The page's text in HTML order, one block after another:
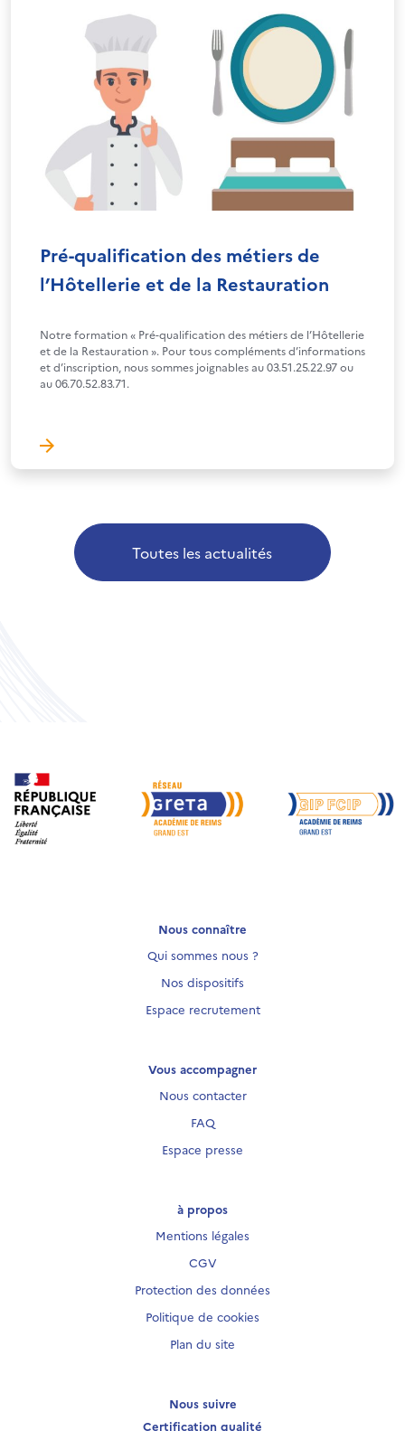
Pré-qualification des métiers de
l’Hôtellerie et de la Restauration
Notre formation « Pré-qualification des métiers de l’Hôtellerie
et de la Restauration ». Pour tous compléments d’informations
et d’inscription, nous sommes joignables au 03.51.25.22.97 ou
au 06.70.52.83.71.
Toutes les actualités
Nous connaître
Qui sommes nous ?
Nos dispositifs
Espace recrutement
Vous accompagner
Nous contacter
FAQ
Espace presse
à propos
Mentions légales
CGV
Protection des données
Politique de cookies
Plan du site
Nous suivre
Certification qualité